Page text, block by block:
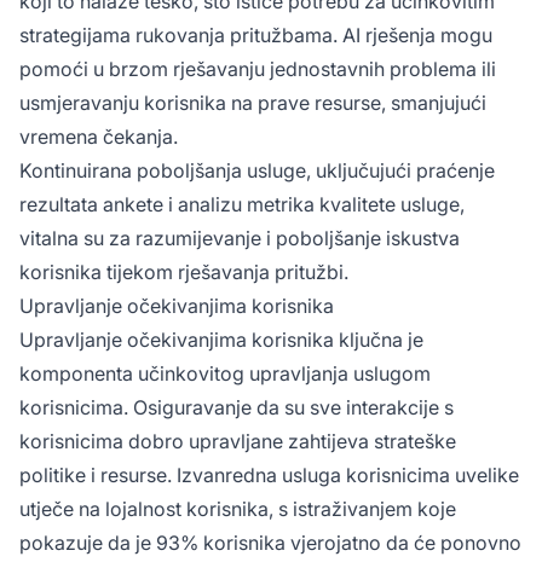
strategijama rukovanja pritužbama. AI rješenja mogu
pomoći u brzom rješavanju jednostavnih problema ili
usmjeravanju korisnika na prave resurse, smanjujući
vremena čekanja.
Kontinuirana poboljšanja usluge, uključujući praćenje
rezultata ankete i analizu metrika kvalitete usluge,
vitalna su za razumijevanje i poboljšanje iskustva
korisnika tijekom rješavanja pritužbi.
Upravljanje očekivanjima korisnika
Upravljanje očekivanjima korisnika ključna je
komponenta učinkovitog upravljanja uslugom
korisnicima. Osiguravanje da su sve interakcije s
korisnicima dobro upravljane zahtijeva strateške
politike i resurse. Izvanredna usluga korisnicima uvelike
utječe na lojalnost korisnika, s istraživanjem koje
pokazuje da je 93% korisnika vjerojatno da će ponovno